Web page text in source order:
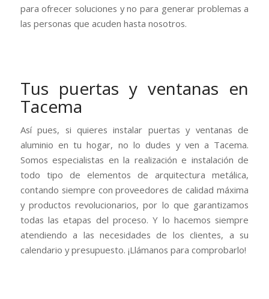
para ofrecer soluciones y no para generar problemas a
las personas que acuden hasta nosotros.
Tus puertas y ventanas en
Tacema
Así pues, si quieres instalar puertas y ventanas de
aluminio en tu hogar, no lo dudes y ven a Tacema.
Somos especialistas en la realización e instalación de
todo tipo de elementos de arquitectura metálica,
contando siempre con proveedores de calidad máxima
y productos revolucionarios, por lo que garantizamos
todas las etapas del proceso. Y lo hacemos siempre
atendiendo a las necesidades de los clientes, a su
calendario y presupuesto. ¡Llámanos para comprobarlo!